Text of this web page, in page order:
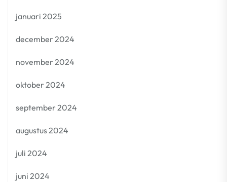
januari 2025
december 2024
november 2024
oktober 2024
september 2024
augustus 2024
juli 2024
juni 2024